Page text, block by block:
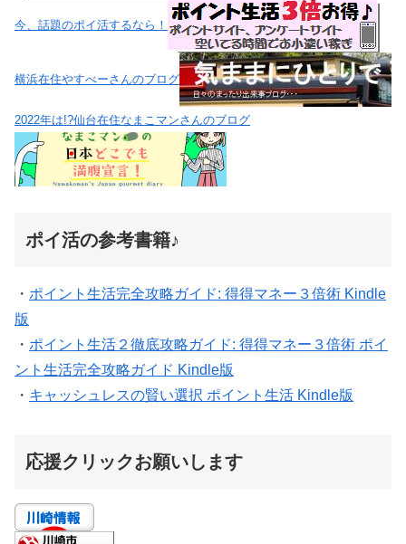
今、話題のポイ活するなら！
横浜在住やすべーさんのブログ
2022年は!?仙台在住なまこマンさんのブログ
ポイ活の参考書籍♪
・ ポイント生活完全攻略ガイド: 得得マネー３倍術 Kindle
版
・ ポイント生活２徹底攻略ガイド: 得得マネー３倍術 ポイ
ント生活完全攻略ガイド Kindle版
・ キャッシュレスの賢い選択 ポイント生活 Kindle版
応援クリックお願いします